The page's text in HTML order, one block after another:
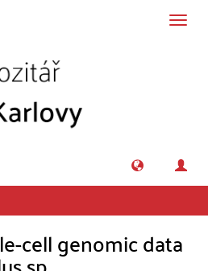
cell genomic data